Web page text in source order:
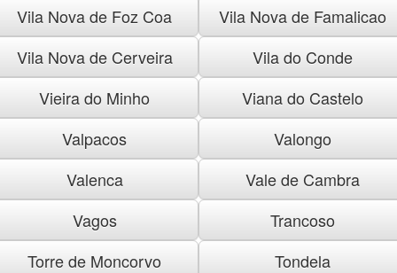
Vila Nova de Foz Coa
Vila Nova de Famalicao
Vila Nova de Cerveira
Vila do Conde
Vieira do Minho
Viana do Castelo
Valpacos
Valongo
Valenca
Vale de Cambra
Vagos
Trancoso
Torre de Moncorvo
Tondela